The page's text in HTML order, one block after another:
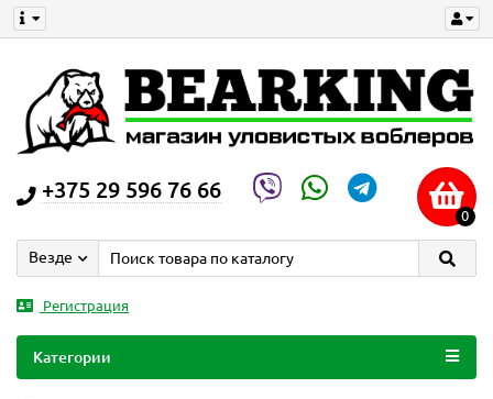
+375 29 596 76 66
0
Везде
Регистрация
Категории